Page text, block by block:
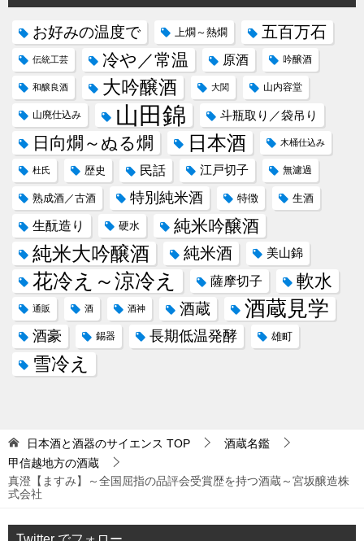
お好みの温度で 上燗～熱燗 五百万石
伝統工芸 冷や／常温 原酒 吟醸酒
和醸良酒 大吟醸酒 大関 山内容堂
山廃仕込み 山田錦 斗瓶取り／袋吊り
日向燗～ぬる燗 日本酒 木桶仕込み
杜氏 歴史 民話 江戸切子 無濾過
熟成酒／古酒 特別純米酒 特徴 生酒
生酛造り 硬水 純米吟醸酒
純米大吟醸酒 純米酒 美山錦
花冷え～涼冷え 薩摩切子 軟水
通販 酒 酒神 酒蔵 酒蔵見学
酒豪 錫器 長期低温発酵 雄町
雪冷え
日本酒と酒器のサイエンス TOP
酒蔵名鑑
甲信越地方の酒蔵
真澄【ますみ】～全国屈指の品評会受賞歴を持つ酒蔵～宮坂醸造株
式会社